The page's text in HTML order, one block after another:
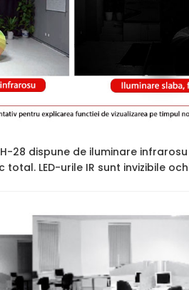
28 dispune de iluminare
LED-urile IR sunt invizibile